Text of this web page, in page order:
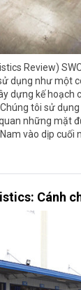
Review)
dụng như một
dựng kế
tôi sử
những mặt
vào dịp cuối
Cánh